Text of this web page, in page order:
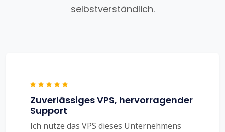
selbstverständlich.
Zuverlässiges VPS, hervorragender
Support
Ich nutze das VPS dieses Unternehmens